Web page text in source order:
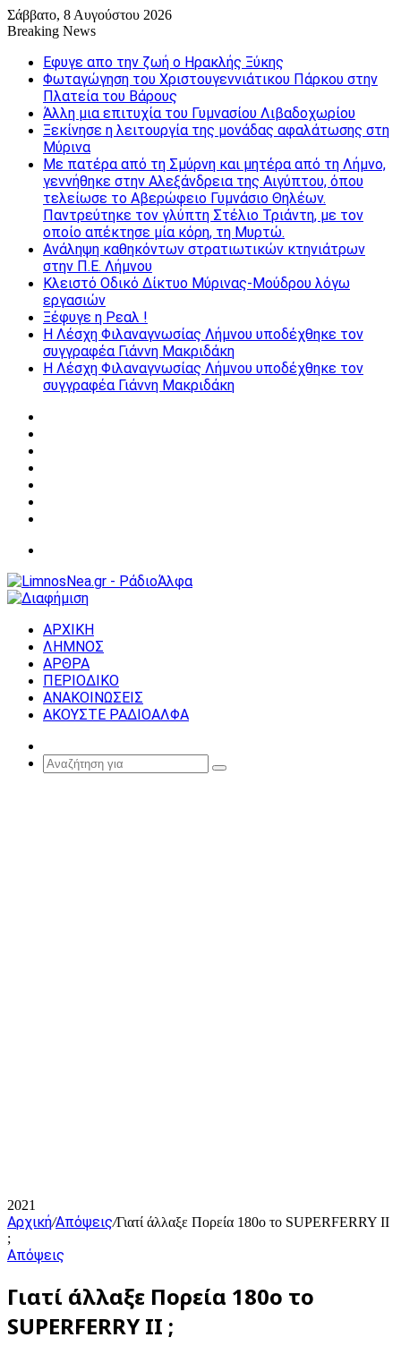
Σάββατο, 8 Αυγούστου 2026
Breaking News
Εφυγε απο την ζωή o Ηρακλής Ξύκης
Φωταγώγηση του Χριστουγεννιάτικου Πάρκου στην
Πλατεία του Βάρους
Άλλη μια επιτυχία του Γυμνασίου Λιβαδοχωρίου
Ξεκίνησε η λειτουργία της μονάδας αφαλάτωσης στη
Μύρινα
Με πατέρα από τη Σμύρνη και μητέρα από τη Λήμνο,
γεννήθηκε στην Αλεξάνδρεια της Αιγύπτου, όπου
τελείωσε το Αβερώφειο Γυμνάσιο Θηλέων.
Παντρεύτηκε τον γλύπτη Στέλιο Τριάντη, με τον
οποίο απέκτησε μία κόρη, τη Μυρτώ.
Ανάληψη καθηκόντων στρατιωτικών κτηνιάτρων
στην Π.Ε. Λήμνου
Κλειστό Οδικό Δίκτυο Μύρινας-Μούδρου λόγω
εργασιών
Ξέφυγε η Ρεαλ !
Η Λέσχη Φιλαναγνωσίας Λήμνου υποδέχθηκε τον
συγγραφέα Γιάννη Μακριδάκη
Η Λέσχη Φιλαναγνωσίας Λήμνου υποδέχθηκε τον
συγγραφέα Γιάννη Μακριδάκη
ΑΡΧΙΚΗ
ΛΗΜΝΟΣ
ΑΡΘΡΑ
ΠΕΡΙΟΔΙΚΟ
ΑΝΑΚΟΙΝΩΣΕΙΣ
ΑΚΟΥΣΤΕ ΡΑΔΙΟΑΛΦΑ
Article
Αναζήτηση
2021
Αρχική/Απόψεις/Γιατί άλλαξε Πορεία 180ο το SUPERFERRY II
;
Απόψεις
Γιατί άλλαξε Πορεία 180ο το
SUPERFERRY II ;